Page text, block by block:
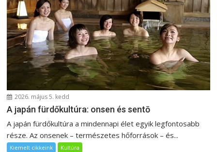
2026. május 5. kedd
A japán fürdőkultúra: onsen és sentō
A japán fürdőkultúra a mindennapi élet egyik legfontosabb
része. Az onsenek – természetes hőforrások – és...
Kiemelt cikkeink Kultúra